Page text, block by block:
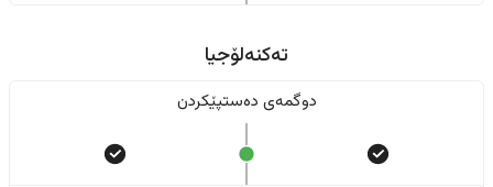
تەکنەلۆجیا
دوگمەی دەستپێکردن